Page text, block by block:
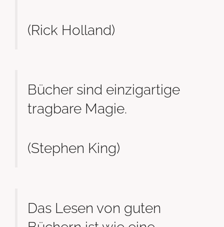
(Rick Holland)
Bücher sind einzigartige
tragbare Magie.
(Stephen King)
Das Lesen von guten